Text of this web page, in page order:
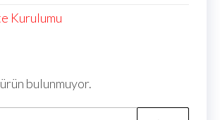
Kurulumu
bulunmuyor.